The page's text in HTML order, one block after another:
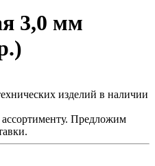
3,0 мм
изделий в наличии
ассортименту. Предложим